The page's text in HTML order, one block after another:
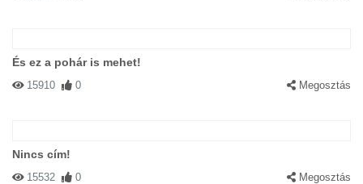
És ez a pohár is mehet!
15910 0 Megosztás
Nincs cím!
15532 0 Megosztás